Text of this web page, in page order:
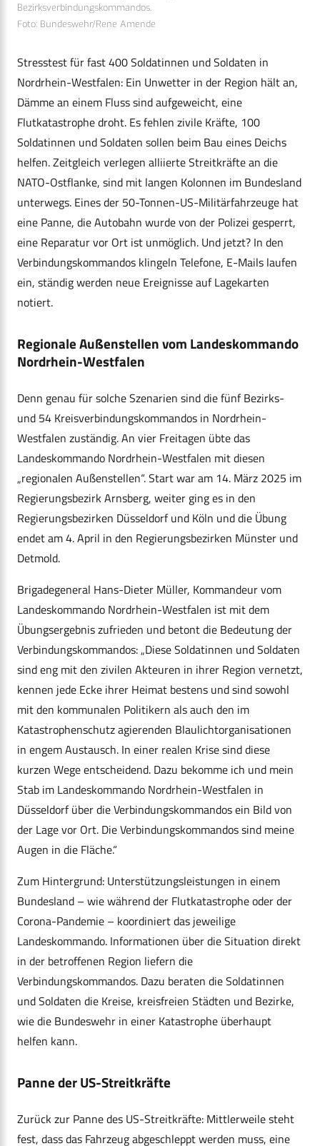
Bezirksverbindungskommandos.
Foto: Bundeswehr/Rene Amende
Stresstest für fast 400 Soldatinnen und Soldaten in
Nordrhein-Westfalen: Ein Unwetter in der Region hält an,
Dämme an einem Fluss sind aufgeweicht, eine
Flutkatastrophe droht. Es fehlen zivile Kräfte, 100
Soldatinnen und Soldaten sollen beim Bau eines Deichs
helfen. Zeitgleich verlegen alliierte Streitkräfte an die
NATO-Ostflanke, sind mit langen Kolonnen im Bundesland
unterwegs. Eines der 50-Tonnen-US-Militärfahrzeuge hat
eine Panne, die Autobahn wurde von der Polizei gesperrt,
eine Reparatur vor Ort ist unmöglich. Und jetzt? In den
Verbindungskommandos klingeln Telefone, E-Mails laufen
ein, ständig werden neue Ereignisse auf Lagekarten
notiert.
Regionale Außenstellen vom Landeskommando
Nordrhein-Westfalen
Denn genau für solche Szenarien sind die fünf Bezirks-
und 54 Kreisverbindungskommandos in Nordrhein-
Westfalen zuständig. An vier Freitagen übte das
Landeskommando Nordrhein-Westfalen mit diesen
„regionalen Außenstellen“. Start war am 14. März 2025 im
Regierungsbezirk Arnsberg, weiter ging es in den
Regierungsbezirken Düsseldorf und Köln und die Übung
endet am 4. April in den Regierungsbezirken Münster und
Detmold.
Brigadegeneral Hans-Dieter Müller, Kommandeur vom
Landeskommando Nordrhein-Westfalen ist mit dem
Übungsergebnis zufrieden und betont die Bedeutung der
Verbindungskommandos: „Diese Soldatinnen und Soldaten
sind eng mit den zivilen Akteuren in ihrer Region vernetzt,
kennen jede Ecke ihrer Heimat bestens und sind sowohl
mit den kommunalen Politikern als auch den im
Katastrophenschutz agierenden Blaulichtorganisationen
in engem Austausch. In einer realen Krise sind diese
kurzen Wege entscheidend. Dazu bekomme ich und mein
Stab im Landeskommando Nordrhein-Westfalen in
Düsseldorf über die Verbindungskommandos ein Bild von
der Lage vor Ort. Die Verbindungskommandos sind meine
Augen in die Fläche.“
Zum Hintergrund: Unterstützungsleistungen in einem
Bundesland – wie während der Flutkatastrophe oder der
Corona-Pandemie – koordiniert das jeweilige
Landeskommando. Informationen über die Situation direkt
in der betroffenen Region liefern die
Verbindungskommandos. Dazu beraten die Soldatinnen
und Soldaten die Kreise, kreisfreien Städten und Bezirke,
wie die Bundeswehr in einer Katastrophe überhaupt
helfen kann.
Panne der US-Streitkräfte
Zurück zur Panne des US-Streitkräfte: Mittlerweile steht
fest, dass das Fahrzeug abgeschleppt werden muss, eine